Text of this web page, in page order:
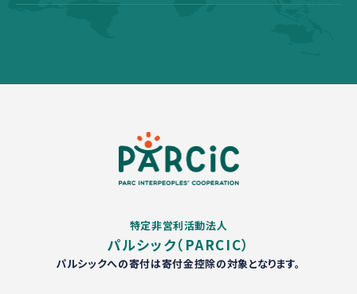
特定非営利活動法人
パルシック（PARCIC）
パルシックへの寄付は寄付金控除の対象となります。